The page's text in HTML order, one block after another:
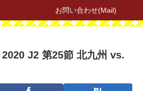
お問い合わせ(Mail)
J2 第25節 北九州 vs.